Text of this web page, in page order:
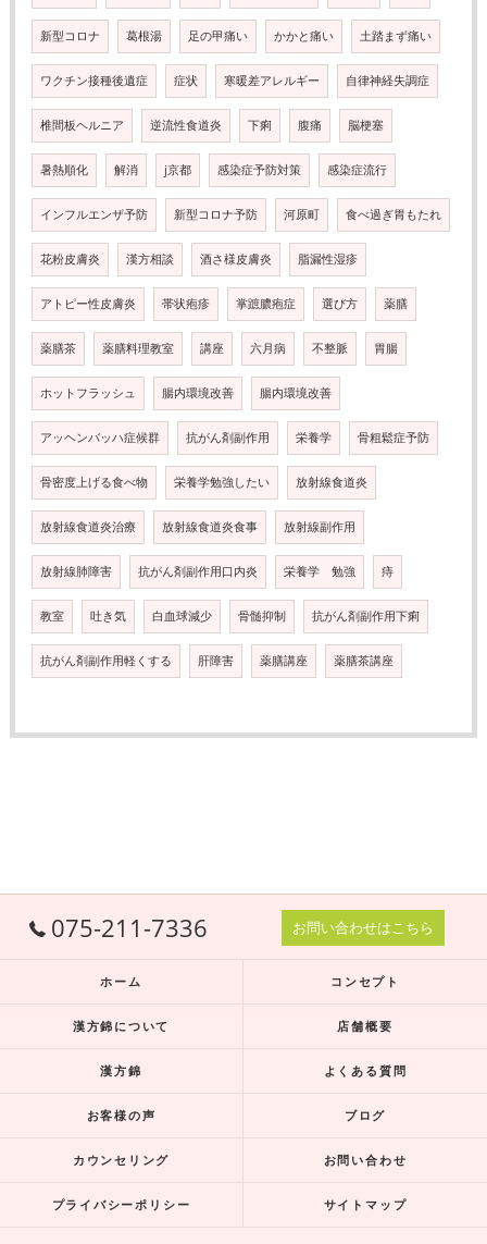
新型コロナ 葛根湯 足の甲痛い かかと痛い 土踏まず痛い
ワクチン接種後遺症 症状 寒暖差アレルギー 自律神経失調症
椎間板ヘルニア 逆流性食道炎 下痢 腹痛 脳梗塞
暑熱順化 解消 j京都 感染症予防対策 感染症流行
インフルエンザ予防 新型コロナ予防 河原町 食べ過ぎ胃もたれ
花粉皮膚炎 漢方相談 酒さ様皮膚炎 脂漏性湿疹
アトピー性皮膚炎 帯状疱疹 掌蹠膿疱症 選び方 薬膳
薬膳茶 薬膳料理教室 講座 六月病 不整脈 胃腸
ホットフラッシュ 腸内環境改善 腸内環境改善
アッヘンバッハ症候群 抗がん剤副作用 栄養学 骨粗鬆症予防
骨密度上げる食べ物 栄養学勉強したい 放射線食道炎
放射線食道炎治療 放射線食道炎食事 放射線副作用
放射線肺障害 抗がん剤副作用口内炎 栄養学 勉強 痔
教室 吐き気 白血球減少 骨髄抑制 抗がん剤副作用下痢
抗がん剤副作用軽くする 肝障害 薬膳講座 薬膳茶講座
075-211-7336 お問い合わせはこちら
ホーム コンセプト
漢方錦について 店舗概要
漢方錦 よくある質問
お客様の声 ブログ
カウンセリング お問い合わせ
プライバシーポリシー サイトマップ